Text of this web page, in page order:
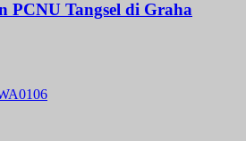
PCNU Tangsel di Graha